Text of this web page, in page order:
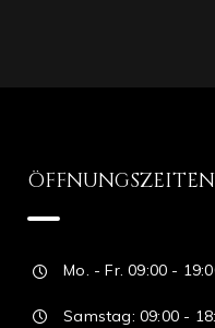
ÖFFNUNGSZEITEN
Mo. - Fr. 09:00 -
Samstag: 09:00 -